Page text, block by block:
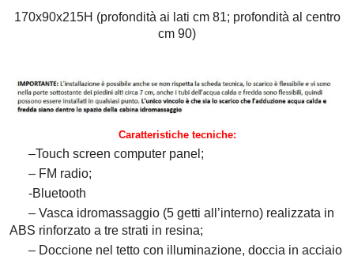
170x90x215H (profondità ai lati cm 81; profondità al centro
cm 90)
Caratteristiche tecniche:
–Touch screen computer panel;
– FM radio;
-Bluetooth
– Vasca idromassaggio (5 getti all’interno) realizzata in
ABS rinforzato a tre strati in resina;
– Doccione nel tetto con illuminazione, doccia in acciaio